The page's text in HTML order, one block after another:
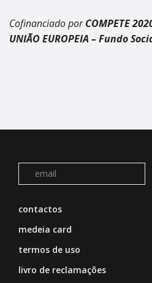
Cofinanciado porCOMPETE
UNIÃO EUROPEIA – Fundo
contactos
medeia card
termos de uso
livro de reclamações